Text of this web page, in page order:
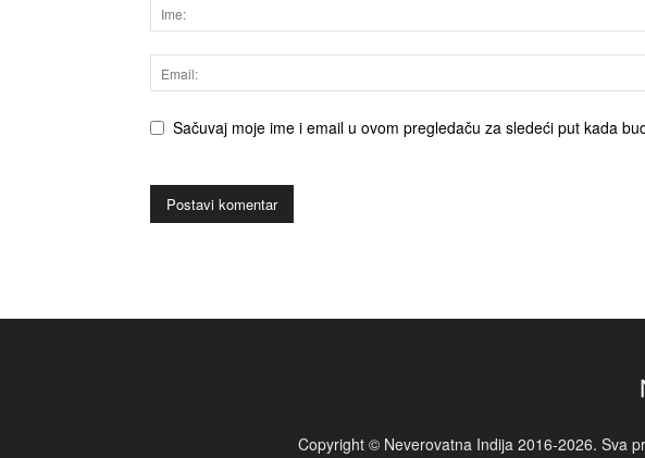
Sačuvaj moje ime i email u ovom pregledaču za sledeći put kada
Copyright © Neverovatna Indija 2016-2026. Sva